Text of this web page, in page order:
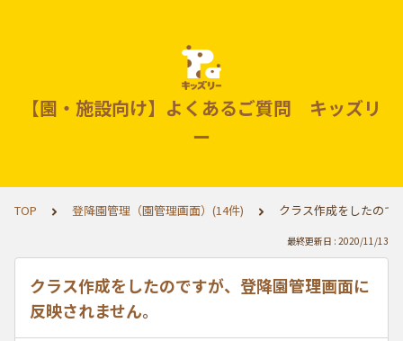
【園・施設向け】よくあるご質問 キッズリ
ー
TOP 登降園管理（園管理画面）(14件) クラス作成をしたので
最終更新日 : 2020/11/13
クラス作成をしたのですが、登降園管理画面に
反映されません。